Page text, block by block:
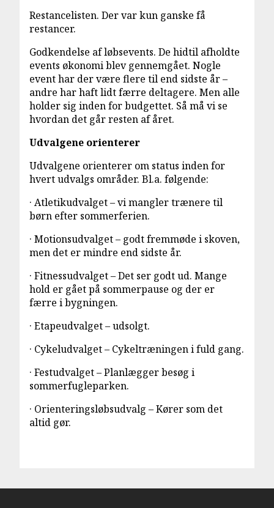
Restancelisten. Der var kun ganske få
restancer.
Godkendelse af løbsevents. De hidtil afholdte
events økonomi blev gennemgået. Nogle
event har der være flere til end sidste år –
andre har haft lidt færre deltagere. Men alle
holder sig inden for budgettet. Så må vi se
hvordan det går resten af året.
Udvalgene orienterer
Udvalgene orienterer om status inden for
hvert udvalgs områder. Bl.a. følgende:
· Atletikudvalget – vi mangler trænere til
børn efter sommerferien.
· Motionsudvalget – godt fremmøde i skoven,
men det er mindre end sidste år.
· Fitnessudvalget – Det ser godt ud. Mange
hold er gået på sommerpause og der er
færre i bygningen.
· Etapeudvalget – udsolgt.
· Cykeludvalget – Cykeltræningen i fuld gang.
· Festudvalget – Planlægger besøg i
sommerfugleparken.
· Orienteringsløbsudvalg – Kører som det
altid gør.